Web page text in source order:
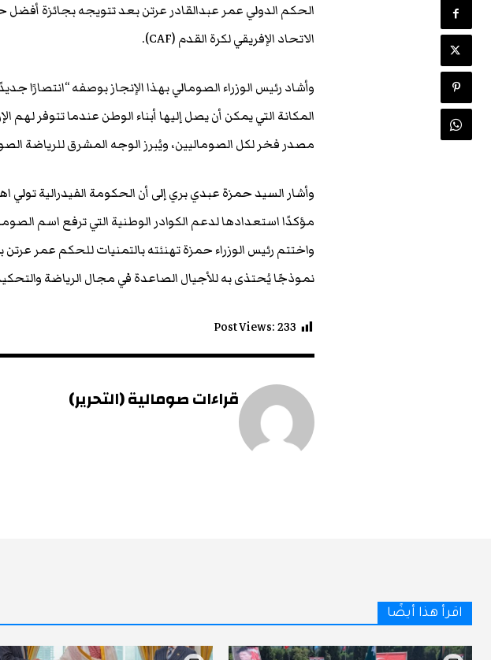
الاتحاد الإفريقي لكرة القدم (CAF).
وأشاد رئيس الوزراء الصومالي بهذا الإنجاز بوصفه “انتصارًا
المكانة التي يمكن أن يصل إليها أبناء الوطن عندما تتوفر لهم
مصدر فخر لكل الصوماليين، ويُبرز الوجه المشرق للرياضة
وأشار السيد حمزة عبدي بري إلى أن الحكومة الفيدرالية تولي
مؤكدًا استعدادها لدعم الكوادر الوطنية التي ترفع اسم
واختتم رئيس الوزراء حمزة تهنئته بالتمنيات للحكم عمر عرتن
نموذجًا يُحتذى به للأجيال الصاعدة في مجال الرياضة
Post Views:233
قراءات صومالية (التحرير)
اقرأ هذا أيضًا